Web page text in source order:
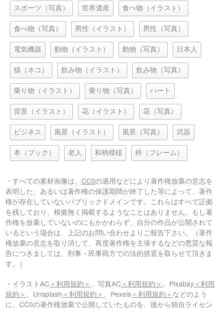
スポーツ（写真） 世界遺産 食べ物（イラスト）
食べ物（写真） 男性（イラスト） 男性（写真）
電気機器 動物（イラスト） 動物（写真） 日本人
猫（ネコ） 飲み物（イラスト） 飲み物（写真）
乗り物（イラスト） 乗り物（写真） ハート
背景（イラスト） 花（イラスト） 花（写真）
ビジネス 風景（イラスト） 風景（写真） 武器
本（ブック） 老人 和柄模様 枠（フレーム）
・すべての素材画像は、CC0の適用などにより著作権放棄の意志を
表明した、あるいは著作権の保護期間が終了した等によって、著作
権が存在していないパブリックドメインです。これらはすべて証拠
を残しており、根拠無く掲載するようなことはありません。もし著
作権を放棄していないのにもかかわらず、自分の作品が公開されて
いるという場合は、上記のお問い合わせよりご報告下さい。（著作
権放棄の意志を取り消して、再度著作権を主張するなどの悪質な報
告につきましては、刑事・民事両方での法的措置を取らせて頂きま
す。）
・イラストAC ＜利用規約＞ 、写真AC ＜利用規約＞ 、Pixabay ＜利用
規約＞
、Unsplash ＜利用規約＞ 、Pexels ＜利用規約＞ などのよう
に、CC0の著作権放棄で公開していたものを、後から独自ライセン